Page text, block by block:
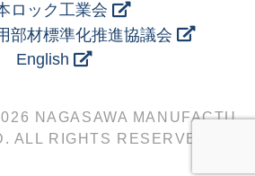
ロック工業会
部材標準化推進協議会
English
NAGASAWA MANUFACTU
ALL RIGHTS RESERVED.